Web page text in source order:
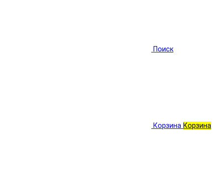
Поиск
Корзина Корзина